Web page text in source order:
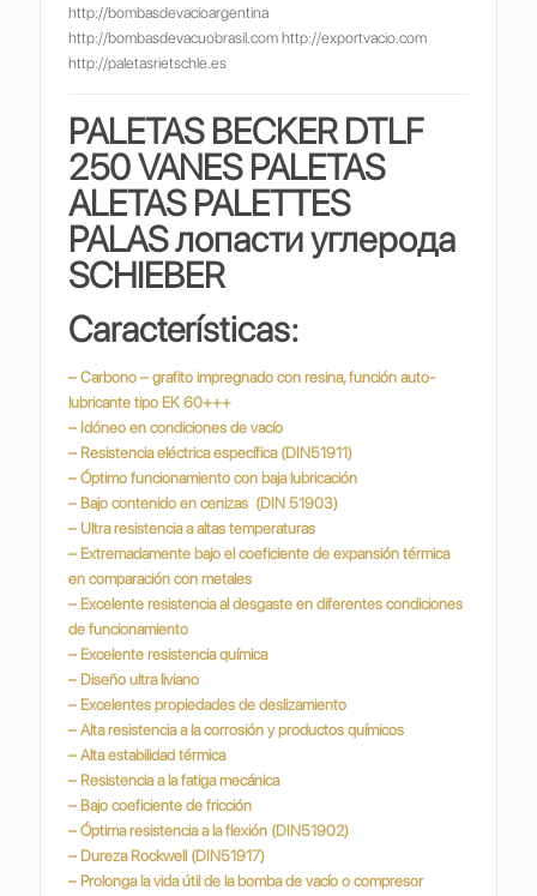
http://bombasdevacioargentina
http://bombasdevacuobrasil.com http://exportvacio.com
http://paletasrietschle.es
PALETAS BECKER DTLF
250 VANES PALETAS
ALETAS PALETTES
PALASлопасти углерода
SCHIEBER
Características:
– Carbono – grafito impregnado con resina, función auto-
lubricante tipo EK 60+++
– Idóneo en condiciones de vacío
– Resistencia eléctrica específica (DIN51911)
– Óptimo funcionamiento con baja lubricación
– Bajo contenido en cenizas (DIN 51903)
– Ultra resistencia a altas temperaturas
– Extremadamente bajo el coeficiente de expansión térmica
en comparación con metales
– Excelente resistencia al desgaste en diferentes condiciones
de funcionamiento
– Excelente resistencia química
– Diseño ultra liviano
– Excelentes propiedades de deslizamiento
– Alta resistencia a la corrosión y productos químicos
– Alta estabilidad térmica
– Resistencia a la fatiga mecánica
– Bajo coeficiente de fricción
– Óptima resistencia a la flexión (DIN51902)
– Dureza Rockwell (DIN51917)
– Prolonga la vida útil de la bomba de vacío o compresor